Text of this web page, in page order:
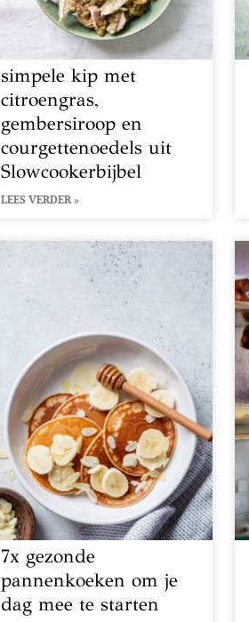
simpele kip met
citroengras,
gembersiroop en
courgettenoedels uit
Slowcookerbijbel
LEES VERDER »
7x gezonde
pannenkoeken om je
dag mee te starten